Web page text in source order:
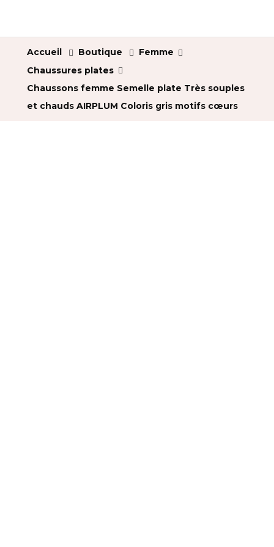
Accueil Boutique
Femme
Chaussures plates
Chaussons femme Semelle plate Très souples
et chauds AIRPLUM Coloris gris motifs cœurs